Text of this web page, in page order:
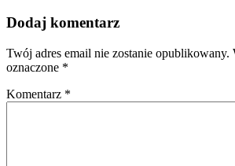
Dodaj komentarz
Twój adres email nie zostanie opublikowany.
oznaczone *
Komentarz *